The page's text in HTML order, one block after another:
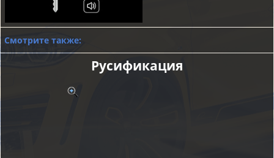
Смотрите также:
Русификация